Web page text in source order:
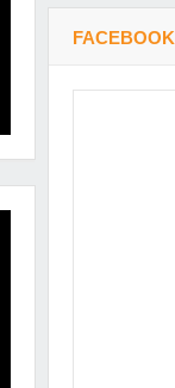
FACEBOOK